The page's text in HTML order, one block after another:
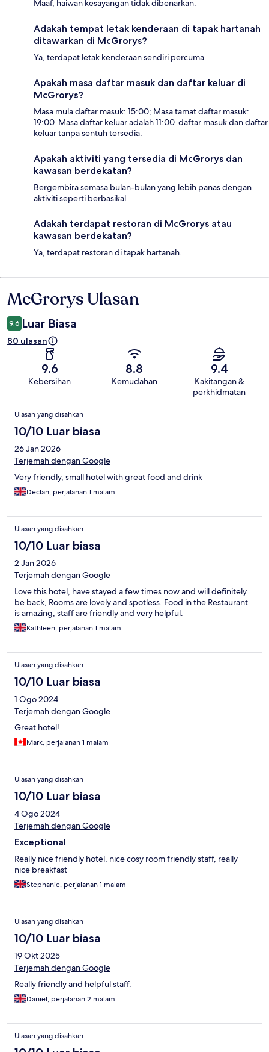
Maaf, haiwan kesayangan tidak dibenarkan.
Adakah tempat letak kenderaan di tapak hartanah
ditawarkan di McGrorys?
Ya, terdapat letak kenderaan sendiri percuma.
Apakah masa daftar masuk dan daftar keluar di
McGrorys?
Masa mula daftar masuk: 15:00; Masa tamat daftar masuk:
19:00. Masa daftar keluar adalah 11:00. daftar masuk dan daftar
keluar tanpa sentuh tersedia.
Apakah aktiviti yang tersedia di McGrorys dan
kawasan berdekatan?
Bergembira semasa bulan-bulan yang lebih panas dengan
aktiviti seperti berbasikal.
Adakah terdapat restoran di McGrorys atau
kawasan berdekatan?
Ya, terdapat restoran di tapak hartanah.
Ulasan
McGrorys Ulasan
9.6 Luar Biasa
80 ulasan
9.6
Kebersihan
8.8
Kemudahan
9.4
Kakitangan &
perkhidmatan
Ulasan
Ulasan yang disahkan
10/10 Luar biasa
26 Jan 2026
Terjemah dengan Google
Very friendly, small hotel with great food and drink
Declan, perjalanan 1 malam
Ulasan yang disahkan
10/10 Luar biasa
2 Jan 2026
Terjemah dengan Google
Love this hotel, have stayed a few times now and will definitely
be back, Rooms are lovely and spotless. Food in the Restaurant
is amazing, staff are friendly and very helpful.
Kathleen, perjalanan 1 malam
Ulasan yang disahkan
10/10 Luar biasa
1 Ogo 2024
Terjemah dengan Google
Great hotel!
Mark, perjalanan 1 malam
Ulasan yang disahkan
10/10 Luar biasa
4 Ogo 2024
Terjemah dengan Google
Exceptional
Really nice friendly hotel, nice cosy room friendly staff, really
nice breakfast
Stephanie, perjalanan 1 malam
Ulasan yang disahkan
10/10 Luar biasa
19 Okt 2025
Terjemah dengan Google
Really friendly and helpful staff.
Daniel, perjalanan 2 malam
Ulasan yang disahkan